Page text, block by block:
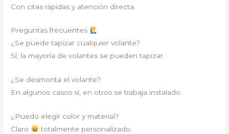
Con citas rápidas y atención directa.
Preguntas frecuentes
¿Se puede tapizar cualquier volante?
Sí, la mayoría de volantes se pueden tapizar.
¿Se desmonta el volante?
En algunos casos sí, en otros se trabaja instalado.
¿Puedo elegir color y material?
Claro
totalmente personalizado.